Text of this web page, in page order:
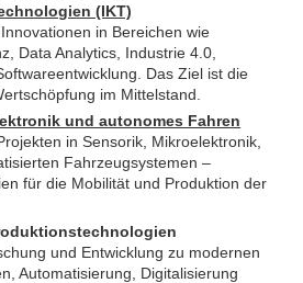
(IKT)
in Bereichen wie
Data Analytics, Industrie 4.0,
Das Ziel ist die
im Mittelstand.
und autonomes Fahren
in Sensorik, Mikroelektronik,
Fahrzeugsystemen –
für die Mobilität und Produktion der
und Entwicklung zu modernen
Automatisierung, Digitalisierung